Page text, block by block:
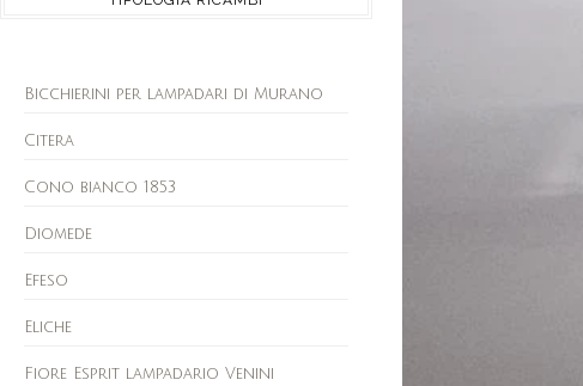
Bicchierini per lampadari di Murano
Citera
Cono bianco 1853
Diomede
Efeso
Eliche
Fiore Esprit lampadario Venini